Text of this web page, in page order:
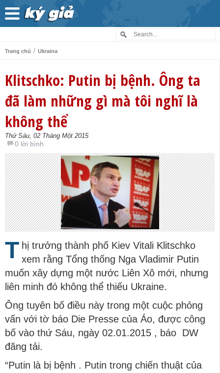
Trang chủ / Ukraina
Klitschko: Putin bị bệnh. Ông ta
đã làm những gì mà tôi nghĩ là
không thể
Thứ Sáu, 02 Tháng Một 2015
0 lời bình
T hị trưởng thành phố Kiev Vitali Klitschko
xem rằng Tổng thống Nga Vladimir Putin
muốn xây dựng một nước Liên Xô mới, nhưng
liên minh đó không thể thiếu Ukraine.
Ông tuyên bố điều này trong một cuộc phỏng
vấn với tờ báo Die Presse của Áo, được công
bố vào thứ Sáu, ngày 02.01.2015 , báo DW
đăng tải.
“Putin là bị bệnh . Putin trong chiến thuật của